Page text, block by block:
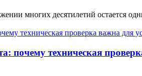
многих десятилетий остается
почему техническая